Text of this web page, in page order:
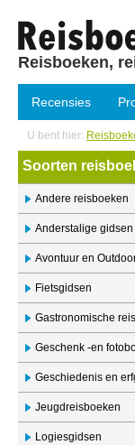
Reisboeken,
Recensies
U bent hier:
Soorten
Andere reisboeken
Anderstalige gidsen
Avontuur en
Fietsgidsen
Gastronomische
Geschenk -en
Geschiedenis en
Jeugdreisboeken
Logiesgidsen